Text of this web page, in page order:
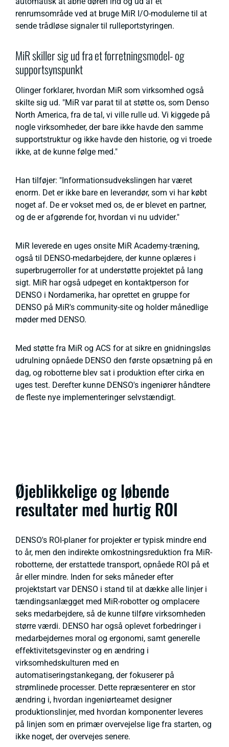
renrumsområde ved at bruge MiR I/O-modulerne til at
sende trådløse signaler til rulleportstyringen.
MiR skiller sig ud fra et forretningsmodel- og
supportsynspunkt
Olinger forklarer, hvordan MiR som virksomhed også
skilte sig ud. "MiR var parat til at støtte os, som Denso
North America, fra de tal, vi ville rulle ud. Vi kiggede på
nogle virksomheder, der bare ikke havde den samme
supportstruktur og ikke havde den historie, og vi troede
ikke, at de kunne følge med."
Han tilføjer: "Informationsudvekslingen har været
enorm. Det er ikke bare en leverandør, som vi har købt
noget af. De er vokset med os, de er blevet en partner,
og de er afgørende for, hvordan vi nu udvider."
MiR leverede en uges onsite MiR Academy-træning,
også til DENSO-medarbejdere, der kunne oplæres i
superbrugerroller for at understøtte projektet på lang
sigt. MiR har også udpeget en kontaktperson for
DENSO i Nordamerika, har oprettet en gruppe for
DENSO på MiR's community-site og holder månedlige
møder med DENSO.
Med støtte fra MiR og ACS for at sikre en gnidningsløs
udrulning opnåede DENSO den første opsætning på en
dag, og robotterne blev sat i produktion efter cirka en
uges test. Derefter kunne DENSO's ingeniører håndtere
de fleste nye implementeringer selvstændigt.
Øjeblikkelige og løbende
resultater med hurtig ROI
DENSO's ROI-planer for projekter er typisk mindre end
to år, men den indirekte omkostningsreduktion fra MiR-
robotterne, der erstattede transport, opnåede ROI på et
år eller mindre. Inden for seks måneder efter
projektstart var DENSO i stand til at dække alle linjer i
tændingsanlægget med MiR-robotter og omplacere
seks medarbejdere, så de kunne tilføre virksomheden
større værdi. DENSO har også oplevet forbedringer i
medarbejdernes moral og ergonomi, samt generelle
effektivitetsgevinster og en ændring i
virksomhedskulturen med en
automatiseringstankegang, der fokuserer på
strømlinede processer. Dette repræsenterer en stor
ændring i, hvordan ingeniørteamet designer
produktionslinjer, med hvordan komponenter leveres
på linjen som en primær overvejelse lige fra starten, og
ikke noget, der overvejes senere.